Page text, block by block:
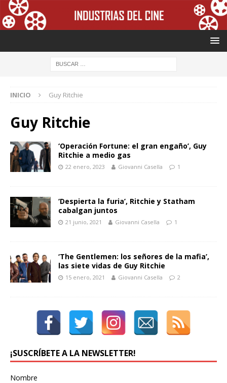
INICIO Guy Ritchie
Guy Ritchie
‘Operación Fortune: el gran engaño’, Guy
Ritchie a medio gas
22 enero, 2023 Giovanni Casella 1
‘Despierta la furia’, Ritchie y Statham
cabalgan juntos
21 junio, 2021 Giovanni Casella 1
‘The Gentlemen: los señores de la mafia’,
las siete vidas de Guy Ritchie
15 enero, 2021 Giovanni Casella 2
¡SUSCRÍBETE A LA NEWSLETTER!
Nombre